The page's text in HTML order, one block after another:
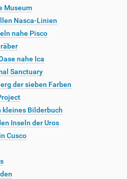
Museum
Nasca-Linien
nahe Pisco
nahe Ica
Sanctuary
der sieben Farben
kleines Bilderbuch
Inseln der Uros
Cusco